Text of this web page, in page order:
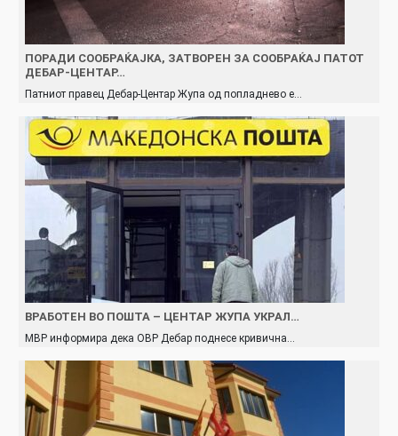
ПОРАДИ СООБРАЌАЈКА, ЗАТВОРЕН ЗА СООБРАЌАЈ ПАТОТ
ДЕБАР-ЦЕНТАР…
Патниот правец Дебар-Центар Жупа од попладнево е…
ВРАБОТЕН ВО ПОШТА – ЦЕНТАР ЖУПА УКРАЛ…
МВР информира дека ОВР Дебар поднесе кривична…